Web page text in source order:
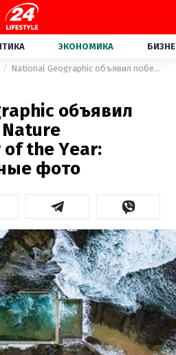
ЭКОНОМИКА
National Geographic объявил победителей Nature Photographer of the Year: очаровательные фото
объявил
the Year:
фото